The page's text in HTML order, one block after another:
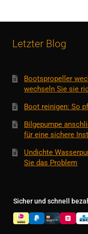
Letzter Blog
Bootspropeller
wechseln Sie sie
Boot reinigen: So
Bilgepumpe
für eine sichere
Undichte
Sie das Problem
Sicher und schnell